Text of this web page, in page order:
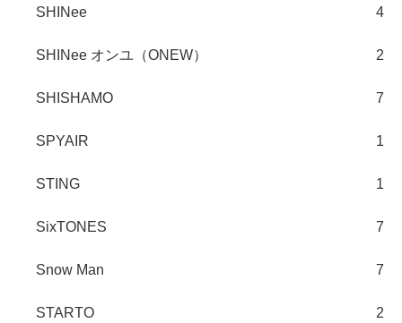
SHINee 4
SHINee オンユ（ONEW） 2
SHISHAMO 7
SPYAIR 1
STING 1
SixTONES 7
Snow Man 7
STARTO 2